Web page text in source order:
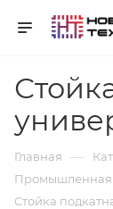
Главная —
Промышленная
Стойка